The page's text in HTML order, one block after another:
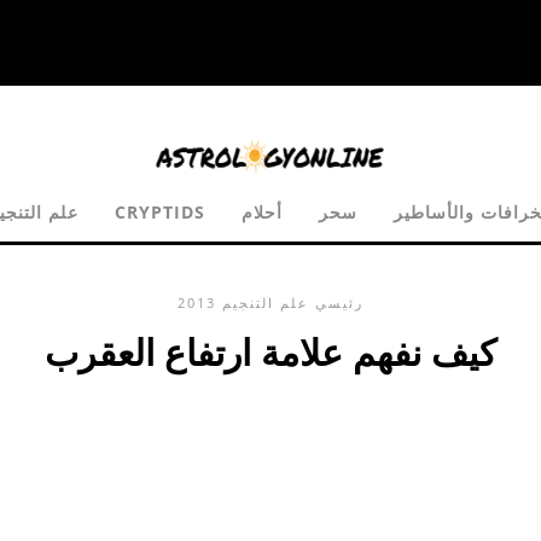
علم CRYPTIDS أحلام سحر والأساطير
رئيسي علم التنجيم
كيف نفهم علامة ارتفاع العقرب